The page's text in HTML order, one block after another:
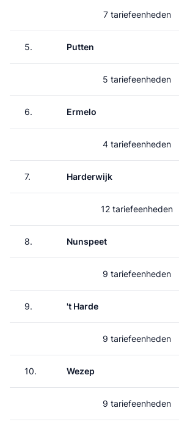
7 tariefeenheden
5. Putten
5 tariefeenheden
6. Ermelo
4 tariefeenheden
7. Harderwijk
12 tariefeenheden
8. Nunspeet
9 tariefeenheden
9. 't Harde
9 tariefeenheden
10. Wezep
9 tariefeenheden